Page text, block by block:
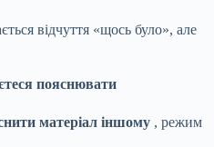
відчуття «щось було», але
пояснювати
матеріал іншому , режим